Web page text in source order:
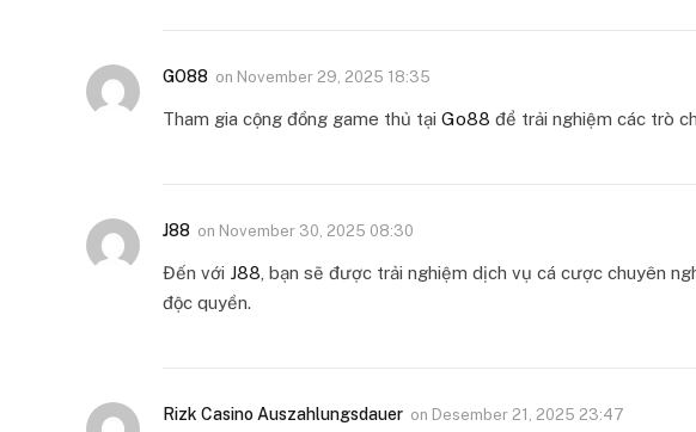
GO88 on November 29, 2025 18:35
Tham gia cộng đồng game thủ tại Go88 để trải nghiệm các trò
J88 on November 30, 2025 08:30
Đến với J88 , bạn sẽ được trải nghiệm dịch vụ cá cược chuyên
độc quyền.
Rizk Casino Auszahlungsdauer on Desember 21, 2025 23:47